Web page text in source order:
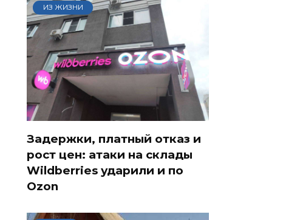
ИЗ ЖИЗНИ
Задержки, платный отказ и
рост цен: атаки на склады
Wildberries ударили и по
Ozon